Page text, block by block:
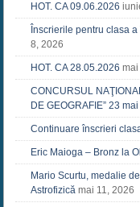
HOT. CA 09.06.2026
Înscrierile pentru clasa
8, 2026
HOT. CA 28.05.2026 mai
CONCURSUL
DE GEOGRAFIE” 23
Continuare înscrieri
Eric Maioga – Bronz la
Mario Scurtu, medalie
Astrofizică mai 11, 2026